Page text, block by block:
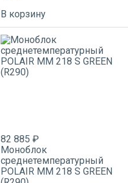
В корзину
82 885 ₽
Моноблок
среднетемпературный
POLAIR MM 218 S GREEN